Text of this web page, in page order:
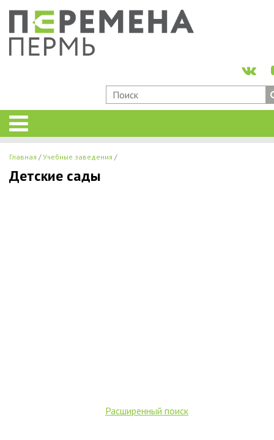
Главная Учебные заведения
Детские сады
Расширенный поиск